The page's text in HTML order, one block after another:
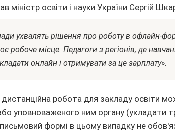
міністр освіти і науки України Сергій
ухвалять рішення про роботу в офлайн-
робоче місце. Педагоги з регіонів, де
онлайн і отримувати за це зарплату».
робота для закладу освіти
уповноваженого ним органу (укладати
письмовий формі в цьому випадку не